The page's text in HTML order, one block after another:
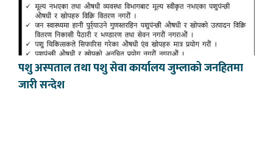
पशु अस्पताल तथा पशु सेवा कार्यालय जुम्लाको जनहितमा
जारी सन्देश